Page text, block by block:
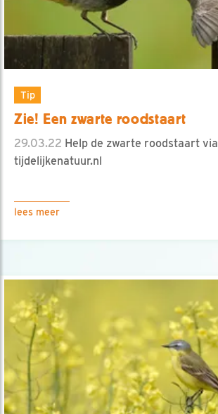
Tip
Zie! Een zwarte roodstaart
29.03.22 Help de zwarte roodstaart via
tijdelijkenatuur.nl
lees meer